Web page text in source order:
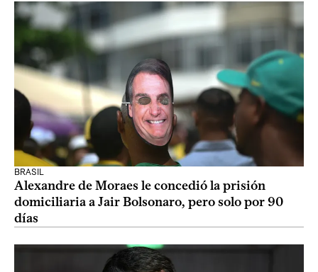
BRASIL
Alexandre de Moraes le concedió la prisión
domiciliaria a Jair Bolsonaro, pero solo por 90
días